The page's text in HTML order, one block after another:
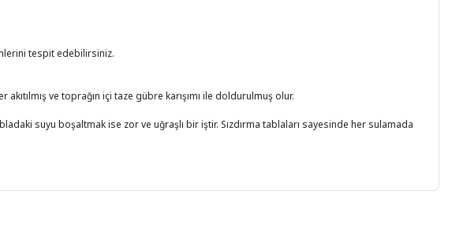
tespit edebilirsiniz.
ve toprağın içi taze gübre karışımı ile doldurulmuş olur.
suyu boşaltmak ise zor ve uğraşlı bir iştir. Sızdırma tablaları sayesinde her sulamada